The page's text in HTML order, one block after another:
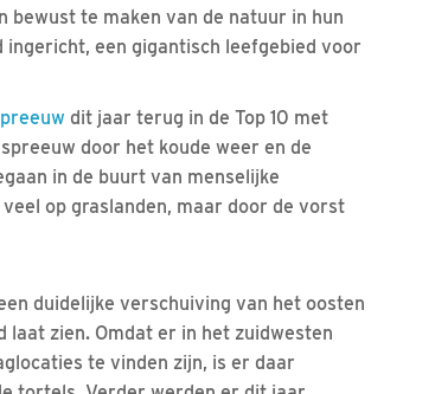
bewust te maken van de natuur in hun
een gigantisch leefgebied voor
dit jaar terug in de Top 10 met
door het koude weer en de
in de buurt van menselijke
op graslanden, maar door de vorst
duidelijke verschuiving van het oosten
laat zien. Omdat er in het zuidwesten
te vinden zijn, is er daar